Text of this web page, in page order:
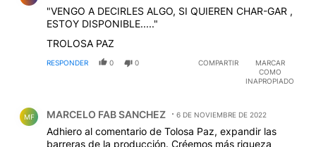
"VENGO A DECIRLES ALGO, SI QUIEREN CHAR-GAR ,
ESTOY DISPONIBLE....."
TROLOSA PAZ
RESPONDER 0 0 COMPARTIR
MARCAR
COMO
INAPROPIADO
MF MARCELO FAB SANCHEZ 6 DE NOVIEMBRE DE 2022
Adhiero al comentario de Tolosa Paz, expandir las
barreras de la producción. Créemos más riqueza